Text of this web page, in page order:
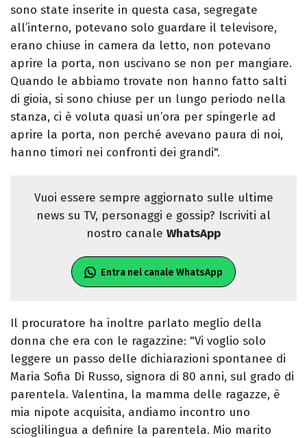
sono state inserite in questa casa, segregate
all’interno, potevano solo guardare il televisore,
erano chiuse in camera da letto, non potevano
aprire la porta, non uscivano se non per mangiare.
Quando le abbiamo trovate non hanno fatto salti
di gioia, si sono chiuse per un lungo periodo nella
stanza, ci è voluta quasi un’ora per spingerle ad
aprire la porta, non perché avevano paura di noi,
hanno timori nei confronti dei grandi".
Vuoi essere sempre aggiornato sulle ultime
news su TV, personaggi e gossip? Iscriviti al
nostro canale WhatsApp
Entra nel canale WhatsApp
Il procuratore ha inoltre parlato meglio della
donna che era con le ragazzine: "Vi voglio solo
leggere un passo delle dichiarazioni spontanee di
Maria Sofia Di Russo, signora di 80 anni, sul grado di
parentela. Valentina, la mamma delle ragazze, è
mia nipote acquisita, andiamo incontro uno
scioglilingua a definire la parentela. Mio marito